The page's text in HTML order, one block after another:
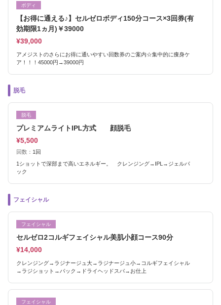
ボディ
【お得に通える♪】セルゼロボディ150分コース×3回券(有
効期限1ヵ月)￥39000
¥39,000
アメジストのさらにお得に通いやすい回数券のご案内☆集中的に痩身ケ
ア！！！45000円→39000円
脱毛
脱毛
プレミアムライトIPL方式 顔脱毛
¥5,500
回数： 1回
1ショットで深部まで高いエネルギー。 クレンジング→IPL→ジェルパ
ック
フェイシャル
フェイシャル
セルゼロ2コルギフェイシャル美肌小顔コース90分
¥14,000
クレンジング→ラジナージュ大→ラジナージュ小→コルギフェイシャル
→ラジショット→パック→ドライヘッドスパ→お仕上
フェイシャル